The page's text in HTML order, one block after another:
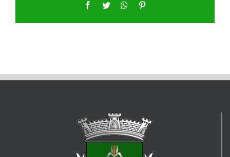
Facebook
Twitter WhatsApp